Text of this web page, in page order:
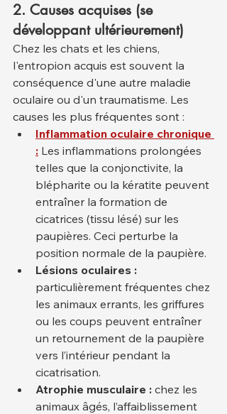
2. Causes acquises (se
développant ultérieurement)
Chez les chats et les chiens,
l'entropion acquis est souvent la
conséquence d'une autre maladie
oculaire ou d'un traumatisme. Les
causes les plus fréquentes sont :
Inflammation oculaire chronique
: Les inflammations prolongées
telles que la conjonctivite, la
blépharite ou la kératite peuvent
entraîner la formation de
cicatrices (tissu lésé) sur les
paupières. Ceci perturbe la
position normale de la paupière.
Lésions oculaires :
particulièrement fréquentes chez
les animaux errants, les griffures
ou les coups peuvent entraîner
un retournement de la paupière
vers l’intérieur pendant la
cicatrisation.
Atrophie musculaire : chez les
animaux âgés, l’affaiblissement